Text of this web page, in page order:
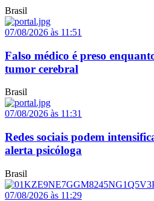
Brasil
07/08/2026 às 11:51
Falso médico é preso
tumor cerebral
Brasil
07/08/2026 às 11:31
Redes sociais podem
alerta psicóloga
Brasil
07/08/2026 às 11:29